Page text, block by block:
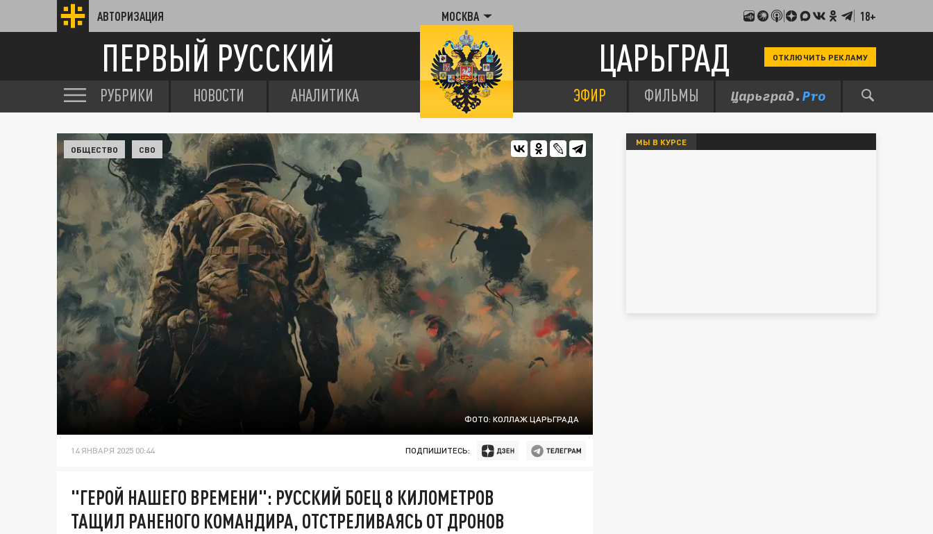
АВТОРИЗАЦИЯ МОСКВА 18+
ПЕРВЫЙ РУССКИЙ ЦАРЬГРАД ОТКЛЮЧИТЬ РЕКЛАМУ
РУБРИКИ НОВОСТИ АНАЛИТИКА ЭФИР ФИЛЬМЫ
ФОТО: КОЛЛАЖ ЦАРЬГРАДА
ОБЩЕСТВО СВО
14 ЯНВАРЯ 2025 00:44 ПОДПИШИТЕСЬ:
"ГЕРОЙ НАШЕГО ВРЕМЕНИ": РУССКИЙ БОЕЦ 8 КИЛОМЕТРОВ
ТАЩИЛ РАНЕНОГО КОМАНДИРА, ОТСТРЕЛИВАЯСЬ ОТ ДРОНОВ
МЫ В КУРСЕ